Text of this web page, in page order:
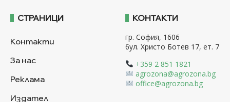
СТРАНИЦИ
Контакти
За нас
Реклама
Издател
КОНТАКТИ
гр. София, 1606
бул. Христо Ботев 17, ет. 7
+359 2 851 1821
agrozona@agrozona.bg
office@agrozona.bg